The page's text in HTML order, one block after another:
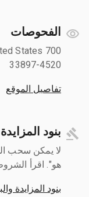
الفحوصات
States
33897-4520
تفاصيل الموقع
بنود
لا يمكن سحب
هو". اقرأ
بنود المزايدة